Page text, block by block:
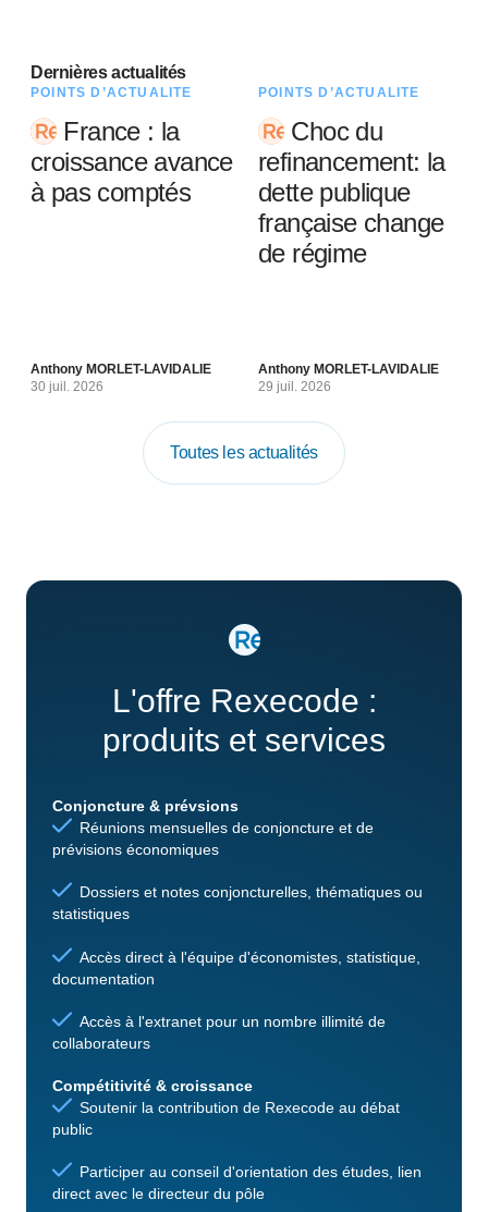
Dernières actualités
POINTS D’ACTUALITÉ
France : la
croissance avance
à pas comptés
Anthony MORLET-LAVIDALIE
30 juil. 2026
POINTS D’ACTUALITÉ
Choc du
refinancement: la
dette publique
française change
de régime
Anthony MORLET-LAVIDALIE
29 juil. 2026
Toutes les actualités
L'offre Rexecode :
produits et services
Conjoncture & prévsions
Réunions mensuelles de conjoncture et de
prévisions économiques
Dossiers et notes conjoncturelles, thématiques ou
statistiques
Accès direct à l'équipe d'économistes, statistique,
documentation
Accès à l'extranet pour un nombre illimité de
collaborateurs
Compétitivité & croissance
Soutenir la contribution de Rexecode au débat
public
Participer au conseil d'orientation des études, lien
direct avec le directeur du pôle